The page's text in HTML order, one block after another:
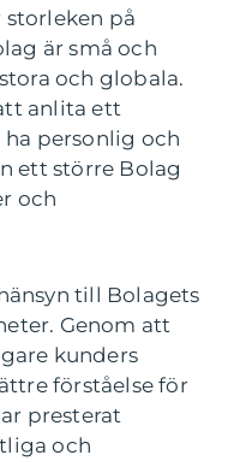
storleken på
är små och
och globala.
anlita ett
personlig och
ett större Bolag
och
till Bolagets
Genom att
kunders
förståelse för
presterat
och